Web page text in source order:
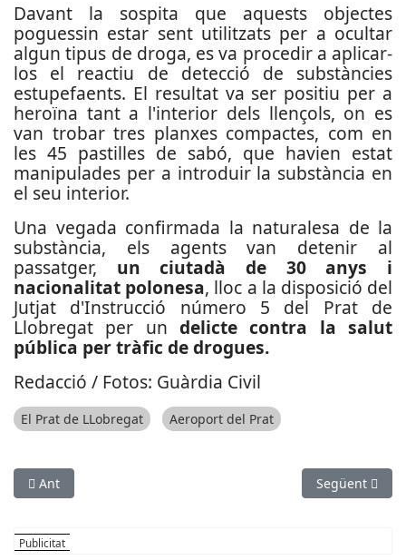
Davant la sospita que aquests objectes
poguessin estar sent utilitzats per a ocultar
algun tipus de droga, es va procedir a aplicar-
los el reactiu de detecció de substàncies
estupefaents. El resultat va ser positiu per a
heroïna tant a l'interior dels llençols, on es
van trobar tres planxes compactes, com en
les 45 pastilles de sabó, que havien estat
manipulades per a introduir la substància en
el seu interior.
Una vegada confirmada la naturalesa de la
substància, els agents van detenir al
passatger, un ciutadà de 30 anys i
nacionalitat polonesa, lloc a la disposició del
Jutjat d'Instrucció número 5 del Prat de
Llobregat per un delicte contra la salut
pública per tràfic de drogues.
Redacció / Fotos: Guàrdia Civil
El Prat de LLobregat Aeroport del Prat
Article anterior: Detingut a Martorell un home amb una
Ant Article
Següent